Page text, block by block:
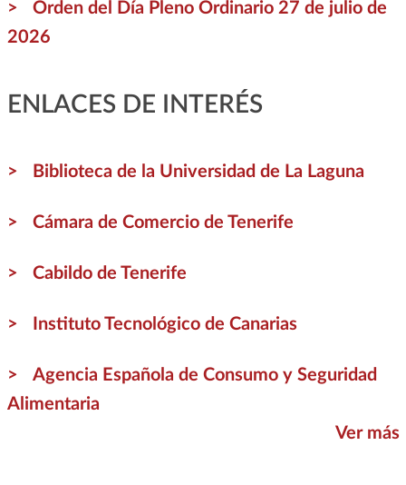
Orden del Día Pleno Ordinario 27 de julio de
2026
ENLACES DE INTERÉS
Biblioteca de la Universidad de La Laguna
Cámara de Comercio de Tenerife
Cabildo de Tenerife
Instituto Tecnológico de Canarias
Agencia Española de Consumo y Seguridad
Alimentaria
Ver más